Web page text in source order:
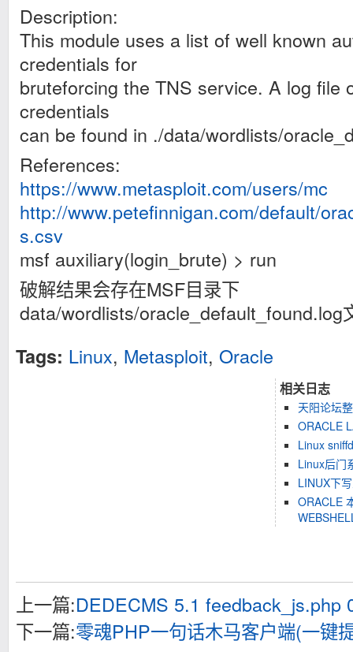
Description:
This module uses a list of well known
credentials for
bruteforcing the TNS service. A log file
credentials
can be found in ./data/wordlists/
References:
https://www.metasploit.com/users/mc
http://www.petefinnigan.com/default/
s.csv
msf auxiliary(login_brute) > run
破解结果会存在MSF目录下
data/wordlists/oracle_default_found.log
Tags: Linux, Metasploit, Oracle
相关日志
天阳论坛
ORACLE
Linux
Linux后门
LINUX下
ORACLE
上一篇:DEDECMS 5.1 feedback_js.php
下一篇:零魂PHP一句话木马客户端(一键